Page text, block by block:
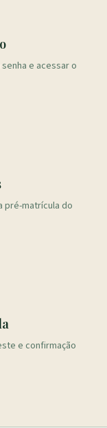
e acessar o
pré-matrícula do
e confirmação